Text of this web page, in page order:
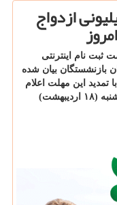
ثبت نام وام ۲۰میلیونی ازدواج
نام اینترنتی
فرزندان بازنشستگان بیان شده
این مهلت اعلام
نمود كه ثبت نام ها تا ساعت ۲۴ امروز چهارشنبه (۱۸ اردیبهشت)